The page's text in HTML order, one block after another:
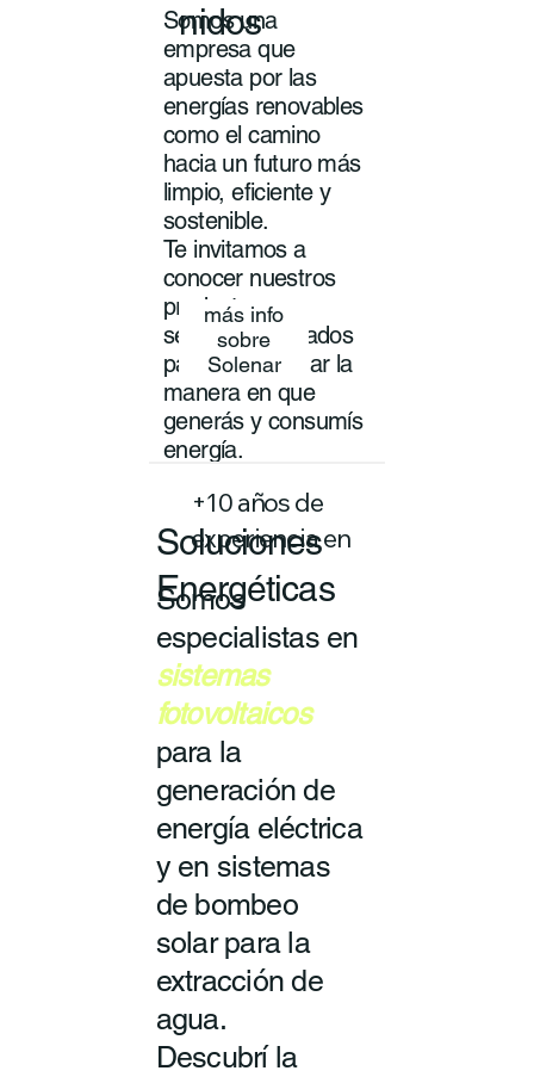
nidos
Somos una
empresa que
apuesta por las
energías renovables
como el camino
hacia un futuro más
limpio, eficiente y
sostenible.
Te invitamos a
conocer nuestros
productos y
servicios pensados
para transformar la
manera en que
generás y consumís
energía.
más info
sobre
Solenar
Soluciones
Energéticas
+10 años de
experiencia en
Somos
especialistas en
sistemas
fotovoltaicos
para la
generación de
energía eléctrica
y en sistemas
de bombeo
solar para la
extracción de
agua.
Descubrí la